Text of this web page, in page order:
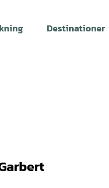
Destinationer